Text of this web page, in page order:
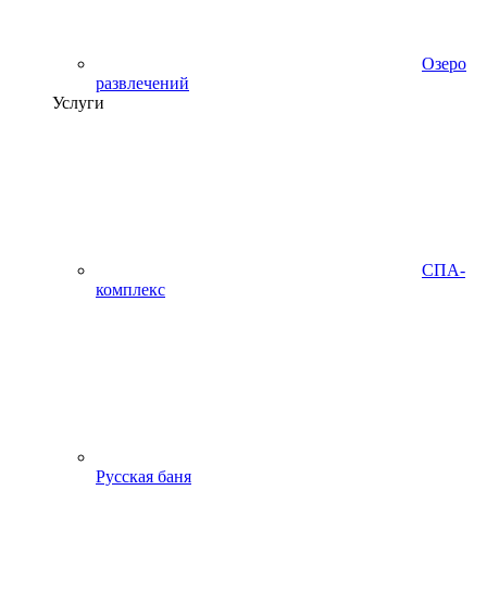
Озеро
развлечений
Услуги
СПА-
комплекс
Русская баня